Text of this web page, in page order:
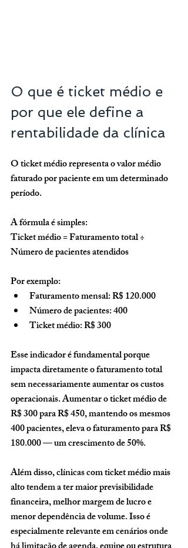
O que é ticket médio e
por que ele define a
rentabilidade da clínica
O ticket médio representa o valor médio
faturado por paciente em um determinado
período.
A fórmula é simples:
Ticket médio = Faturamento total ÷
Número de pacientes atendidos
Por exemplo:
Faturamento mensal: R$ 120.000
Número de pacientes: 400
Ticket médio: R$ 300
Esse indicador é fundamental porque
impacta diretamente o faturamento total
sem necessariamente aumentar os custos
operacionais. Aumentar o ticket médio de
R$ 300 para R$ 450, mantendo os mesmos
400 pacientes, eleva o faturamento para R$
180.000 — um crescimento de 50%.
Além disso, clínicas com ticket médio mais
alto tendem a ter maior previsibilidade
financeira, melhor margem de lucro e
menor dependência de volume. Isso é
especialmente relevante em cenários onde